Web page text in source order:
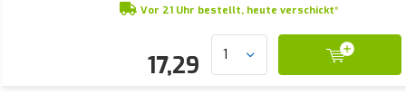
Vor 21 Uhr bestellt, heute verschickt*
17,29